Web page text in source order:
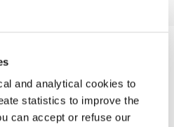
and analytical cookies to
statistics to improve the
can accept or refuse our